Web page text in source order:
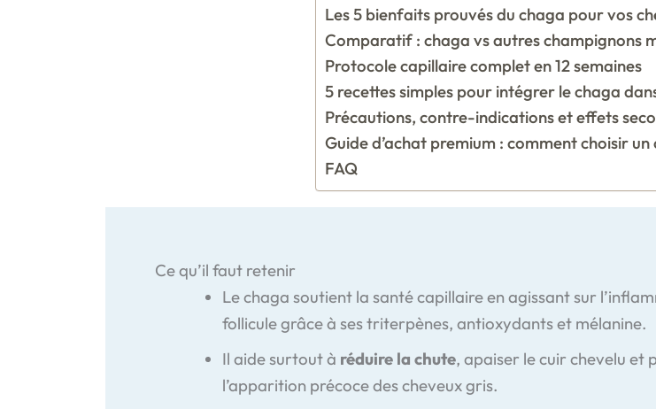
Les 5 bienfaits prouvés du chaga pour vos
Comparatif : chaga vs autres champignons
Protocole capillaire complet en 12 semaines
5 recettes simples pour intégrer le chaga
Précautions, contre-indications et effets
Guide d’achat premium : comment choisir
FAQ
Ce qu’il faut retenir
Le chaga soutient la santé capillaire en agissant sur
follicule grâce à ses triterpènes, antioxydants et mélanine.
Il aide surtout à réduire la chute, apaiser le cuir chevelu et
l’apparition précoce des cheveux gris.